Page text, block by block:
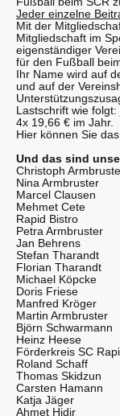
Jeder einzelne
Mit der
Mitgliedschaft im
eigenständiger
für den Fußball
Ihr Name wird auf
und auf der
Lastschrift wie
4x 19,66 € im Jahr.
Hier können Sie
Und das sind
Christoph
Nina Armbruster
Marcel Clausen
Mehmet Cete
Rapid Bistro
Petra Armbruster
Jan Behrens
Stefan Tharandt
Florian Tharandt
Michael Köpcke
Doris Friese
Manfred Kröger
Martin Armbruster
Björn Schwarmann
Heinz Heese
Förderkreis SC
Roland Schaff
Thomas Skidzun
Carsten Hamann
Katja Jäger
Ahmet Hidir